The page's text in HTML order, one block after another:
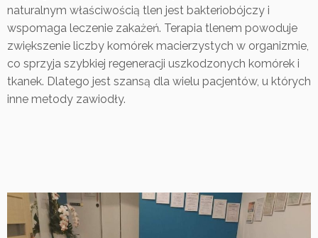
naturalnym właściwością tlen jest bakteriobójczy i
wspomaga leczenie zakażeń. Terapia tlenem powoduje
zwiększenie liczby komórek macierzystych w organizmie,
co sprzyja szybkiej regeneracji uszkodzonych komórek i
tkanek. Dlatego jest szansą dla wielu pacjentów, u których
inne metody zawiodły.